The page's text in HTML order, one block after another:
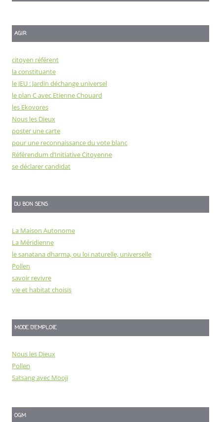
AGIR
citoyen référent
la constituante
le JEU : Jardin déchange universel
le plan C avec Etienne Chouard
les Ekovores
Nous les Dieux
poster une carte
pour une reconnaissance du vote blanc
Référendum d’Initiative Citoyenne
se déclarer candidat
DU BON SENS
La Maison Autonome
La Méridienne
le sanatana dharma, ou loi naturelle, universelle
Pollen
savoir revivre
vie et habitat choisis
MODE D'EMPLOIE
Nous les Dieux
Pollen
Satsang avec Mooji
OGM